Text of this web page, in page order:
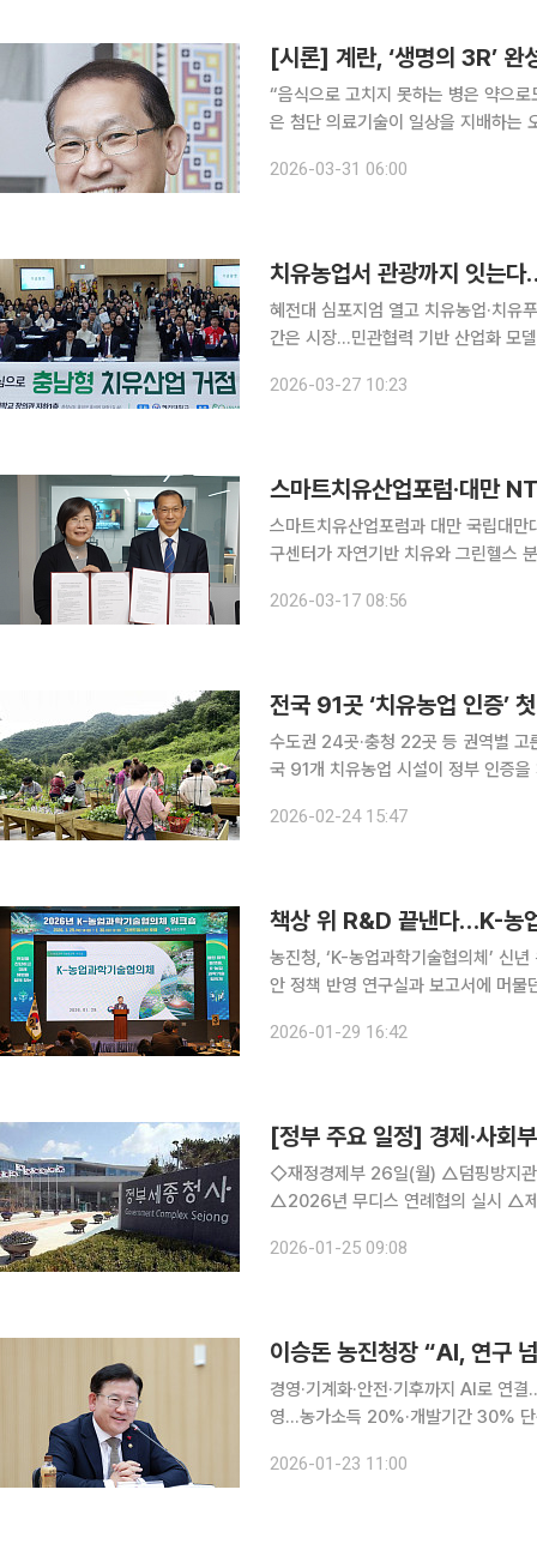
[시론] 계란, ‘생명의 3R’ 완
“음식으로 고치지 못하는 병은 약으
은 첨단 의료기술이 일상을 지배하는
부의 정교한 균형이 무너진 데 있기
2026-03-31 06:00
치유농업서 관광까지 잇는다
혜전대 심포지엄 열고 치유농업·치유
간은 시장…민관협력 기반 산업화 모델 부각 고령사회 진입과 정신건강 수요 확대에
치유푸드와 치유관광까지 결합한 산
2026-03-27 10:23
스마트치유산업포럼·대만
스마트치유산업포럼과 대만 국립
구센터가 자연기반 치유와 그린헬스
계획이다. 스마트치유산업포럼
2026-03-17 08:56
전국 91곳 ‘치유농업 인증’
수도권 24곳·충청 22곳 등 권역별 고
국 91개 치유농업 시설이 정부 인증을
하겠다는 취지다. 한국농업
2026-02-24 15:47
책상 위 R&D 끝낸다…K-농
농진청, ‘K-농업과학기술협의체’ 신
안 정책 반영 연구실과 보고서에 머물던 농업 연구·개발(R&D)을 현장으로 끌어내기 위한 협업 체계
전문가들이 함께 사업을 설계하고 점
2026-01-29 16:42
[정부 주요 일정] 경제·사
◇재정경제부 26일(월) △덤핑방지관세 부과중 재심사를 통해 적용 세율을 상향하기로 결정
△2026년 무디스 연례협의 실시 △제262차 대외경제장관회의 개최 27일(화) △2026년 공공기
2026-01-25 09:08
이승돈 농진청장 “AI, 연구
경영·기계화·안전·기후까지 AI로 연
영…농가소득 20%·개발기간 30% 단축 목표 이승돈 농촌진흥청장은 22일 “인
일부 시범사업이나 연구 보조 수단에
2026-01-23 11:00